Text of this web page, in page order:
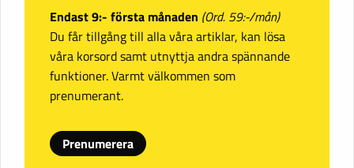
Endast 9:- första månaden (Ord. 59:-/mån)
Du får tillgång till alla våra artiklar, kan lösa
våra korsord samt utnyttja andra spännande
funktioner. Varmt välkommen som
prenumerant.
Prenumerera